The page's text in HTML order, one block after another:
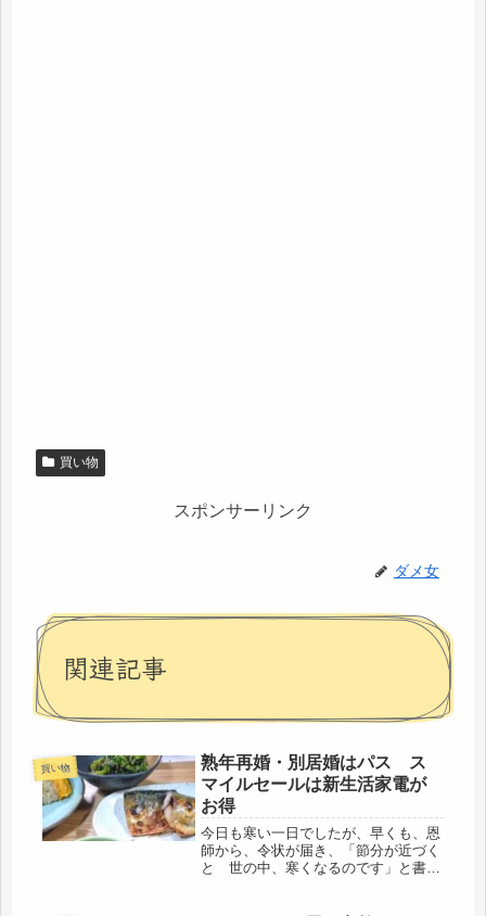
買い物
スポンサーリンク
ダメ女
関連記事
買い物
熟年再婚・別居婚はパス ス
マイルセールは新生活家電が
お得
今日も寒い一日でしたが、早くも、恩
師から、令状が届き、「節分が近づく
と 世の中、寒くなるのです」と書い